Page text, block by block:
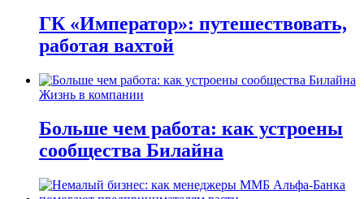
ГК «Император»: путешествовать,
работая вахтой
Жизнь в компании
Больше чем работа: как устроены
сообщества Билайна